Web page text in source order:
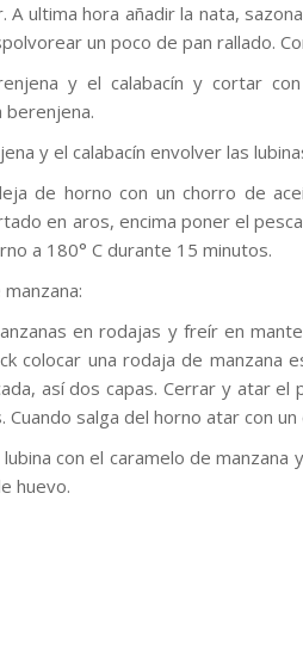
A ultima hora añadir la nata,
un poco de pan rallado.
y el calabacín y cortar
berenjena.
y el calabacín envolver las
de horno con un chorro de
en aros, encima poner el
a 180° C durante 15 minutos.
en rodajas y freír en
colocar una rodaja de manzana
así dos capas. Cerrar y atar
Cuando salga del horno atar con un
con el caramelo de
huevo.